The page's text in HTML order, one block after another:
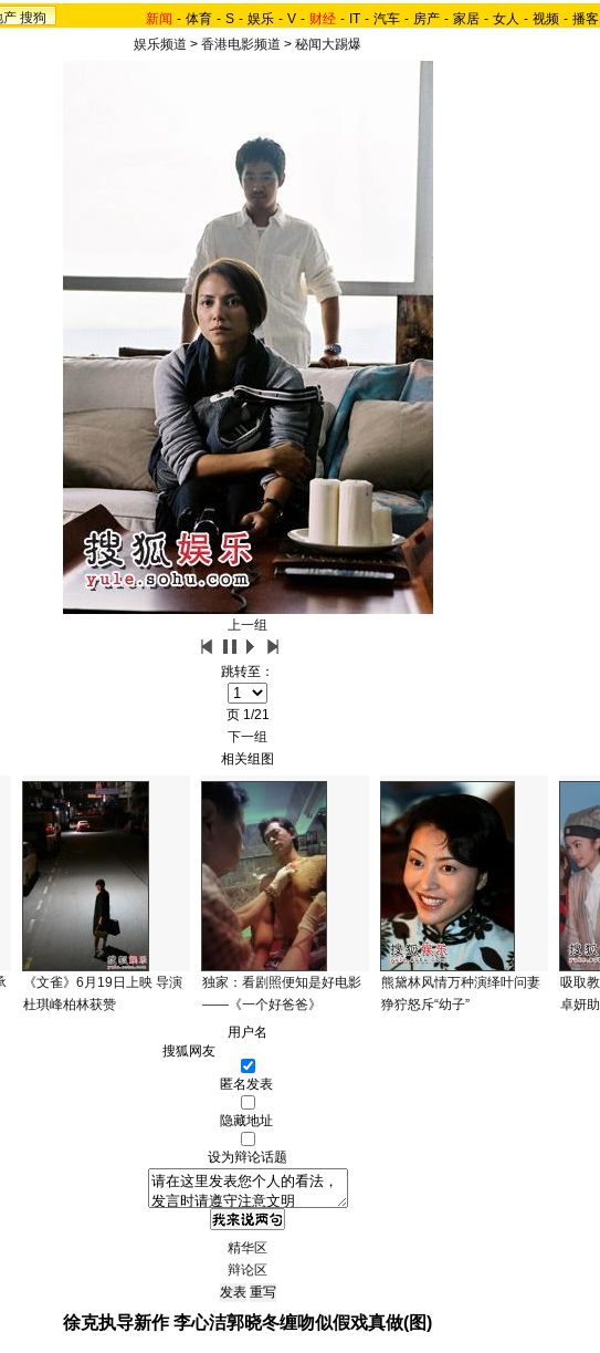
产 搜狗 新闻 - 体育 - S - 娱乐 - V - 财经 - IT - 汽车 - 房产 - 家居 - 女人 - 视频 - 播客
娱乐频道 > 香港电影频道 > 秘闻大踢爆
上一组
跳转至：
页 1/21
下一组
相关组图
《文雀》6月19日上映 导演
杜琪峰柏林获赞
独家：看剧照便知是好电影
——《一个好爸爸》
熊黛林风情万种演绎叶问妻
狰狞怒斥“幼子”
吸取
卓妍
用户名
匿名发表
隐藏地址
设为辩论话题
精华区
辩论区
徐克执导新作 李心洁郭晓冬缠吻似假戏真做(图)